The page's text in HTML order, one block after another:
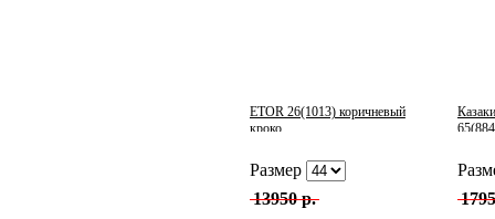
ETOR 26(1013) коричневый
кроко
Размер
13950 р.